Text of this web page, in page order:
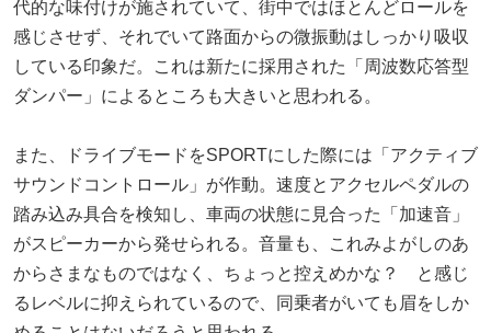
代的な味付けが施されていて、街中ではほとんどロールを
感じさせず、それでいて路面からの微振動はしっかり吸収
している印象だ。これは新たに採用された「周波数応答型
ダンパー」によるところも大きいと思われる。
また、ドライブモードをSPORTにした際には「アクティブ
サウンドコントロール」が作動。速度とアクセルペダルの
踏み込み具合を検知し、車両の状態に見合った「加速音」
がスピーカーから発せられる。音量も、これみよがしのあ
からさまなものではなく、ちょっと控えめかな？ と感じ
るレベルに抑えられているので、同乗者がいても眉をしか